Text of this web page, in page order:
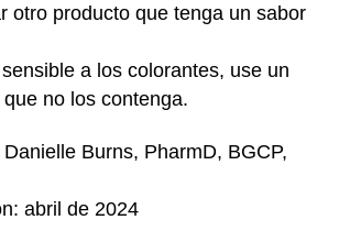
otro producto que tenga un sabor
a los colorantes, use un
no los contenga.
Burns, PharmD, BGCP,
abril de 2024